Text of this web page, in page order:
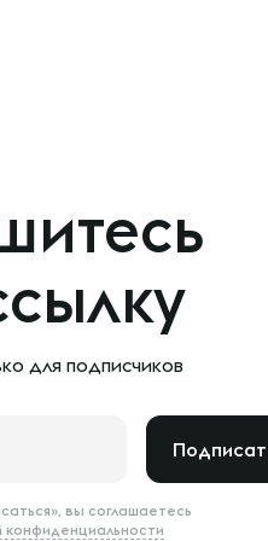
для подписчиков
вы соглашаетесь
конфиденциальности